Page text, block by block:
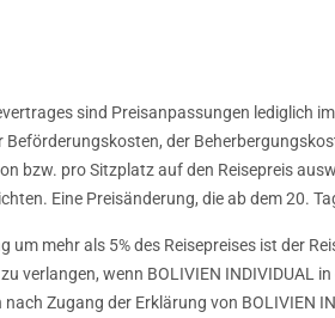
sind Preisanpassungen lediglich
der
bzw. pro Sitzplatz auf den Reisepreis
Eine Preisänderung, die ab dem 20.
um mehr als 5% des Reisepreises ist der
verlangen, wenn BOLIVIEN INDIVIDUAL
Zugang der Erklärung von BOLIVIEN